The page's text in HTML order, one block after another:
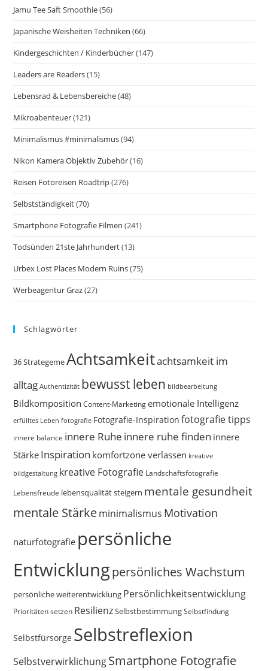
Jamu Tee Saft Smoothie(56)
Japanische Weisheiten Techniken (66)
Kindergeschichten / Kinderbücher(147)
Leaders are Readers(15)
Lebensrad & Lebensbereiche(48)
Mikroabenteuer(121)
Minimalismus #minimalismus(94)
Nikon Kamera Objektiv Zubehör(16)
Reisen Fotoreisen Roadtrip(276)
Selbstständigkeit(70)
Smartphone Fotografie Filmen (241)
Todsünden 21ste Jahrhundert(13)
Urbex Lost Places Modern Ruins(75)
Werbeagentur Graz(27)
Schlagwörter
36 StrategemeAchtsamkeitachtsamkeit im
alltag Authentizität bewusst leben bildbearbeitung
Bildkomposition Content-Marketing emotionale Intelligenz
erfülltes Leben fotografie Fotografie-Inspiration fotografie tipps
innere balance innere Ruhe innere ruhe finden innere
Stärke Inspiration komfortzone verlassen kreative
bildgestaltung kreative Fotografie Landschaftsfotografie
Lebensfreude lebensqualität steigern mentale gesundheit
mentale Stärkeminimalismus Motivation
naturfotografie persönliche
Entwicklungpersönliches Wachstum
persönliche weiterentwicklung Persönlichkeitsentwicklung
Prioritäten setzen ResilienzSelbstbestimmung Selbstfindung
Selbstfürsorge Selbstreflexion
SelbstverwirklichungSmartphone Fotografie